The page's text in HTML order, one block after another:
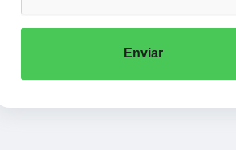
Enviar